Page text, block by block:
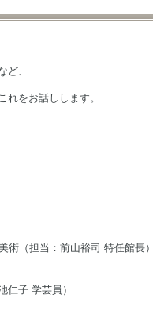
ど、
れをお話しします。
（担当：前山裕司 特任館長）
仁子 学芸員）